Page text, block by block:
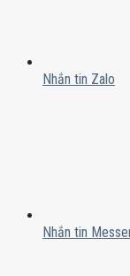
Nhắn tin Zalo
Nhắn tin